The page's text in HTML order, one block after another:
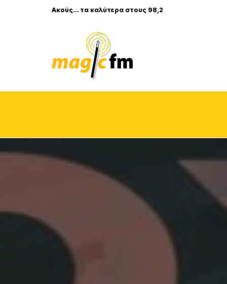
Ακούς... τα καλύτερα στους 98,2